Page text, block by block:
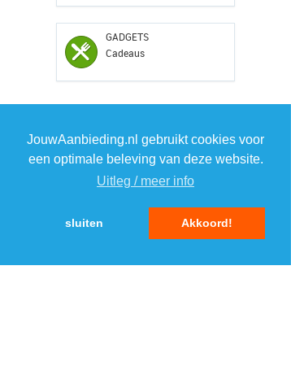
JouwAanbieding.nl gebruikt cookies voor
een optimale beleving van deze website.
Uitleg / meer info
sluiten Akkoord!
GADGETS
Cadeaus